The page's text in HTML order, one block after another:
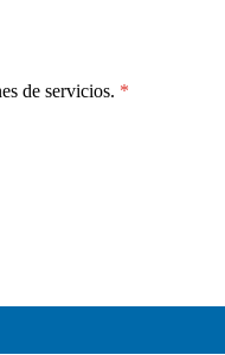
de servicios.